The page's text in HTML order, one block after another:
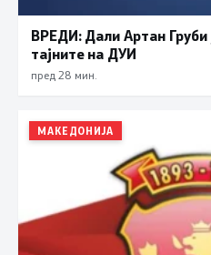
ВРЕДИ: Дали Артан Груби
тајните на ДУИ
пред 28 мин.
МАКЕДОНИЈА